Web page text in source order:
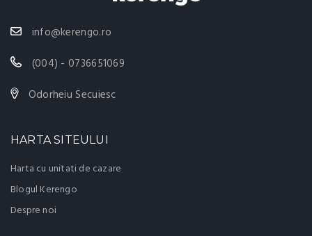
info@kerengo.ro
(004) - 0736651069
Odorheiu Secuiesc
HARTA SITEULUI
Harta cu unitati de cazare
Blogul Kerengo
Despre noi